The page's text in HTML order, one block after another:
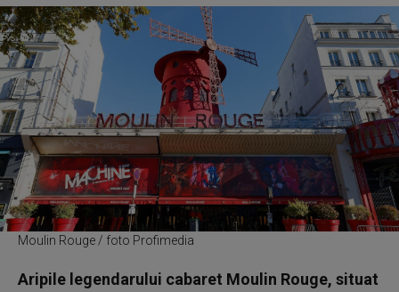
Moulin Rouge / foto Profimedia
Aripile legendarului cabaret Moulin Rouge, situat